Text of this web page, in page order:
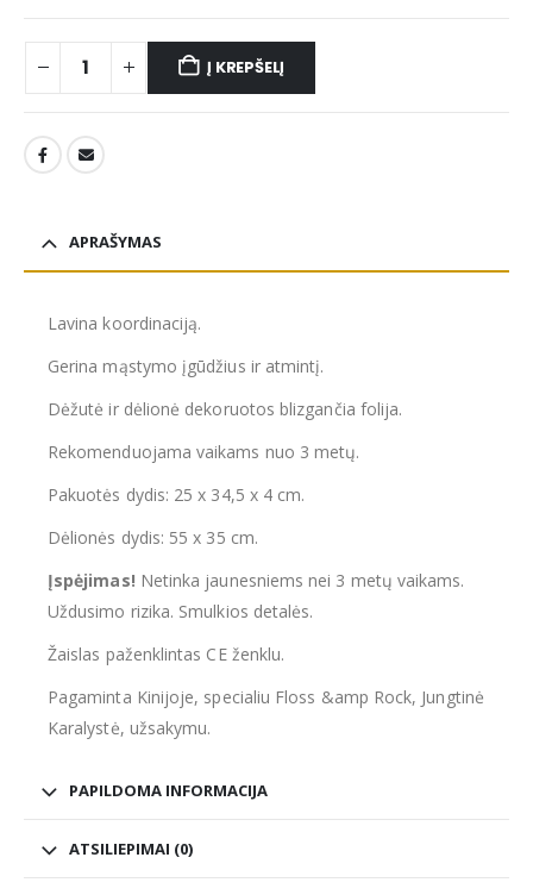
Į KREPŠELĮ
APRAŠYMAS
Lavina koordinaciją.
Gerina mąstymo įgūdžius ir atmintį.
Dėžutė ir dėlionė dekoruotos blizgančia folija.
Rekomenduojama vaikams nuo 3 metų.
Pakuotės dydis: 25 x 34,5 x 4 cm.
Dėlionės dydis: 55 x 35 cm.
Įspėjimas! Netinka jaunesniems nei 3 metų vaikams.
Uždusimo rizika. Smulkios detalės.
Žaislas paženklintas CE ženklu.
Pagaminta Kinijoje, specialiu Floss &amp Rock, Jungtinė
Karalystė, užsakymu.
PAPILDOMA INFORMACIJA
ATSILIEPIMAI (0)